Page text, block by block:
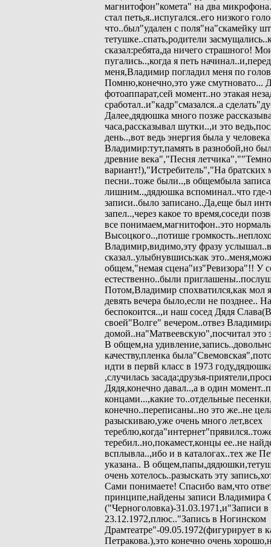
магнитофон"комета" на два
стал петь,я..испугался..его низкого
что..был"удален с поля"на"скамейку
тетушке..спать,родители
сказал:ребята,да ничего страшного!
пугались..,когда я петь
меня,Владимир погладил меня по
Помню,конечно,это уже смутновато...
фотоаппарат,сей момент..но этакая
сработал..и"кадр"смазался..а
Далее,дядюшка много позже
часа,рассказывал шутки..,и это
день..,вот ведь энергия была у
Владимир:тут,память в разнобой,но
древние века","Песня
вариант!),"Истребитель","На братских
песни..тоже были..,в общембыла
лишним..,дядюшка вспоминал..что где-
записи..было записано..Да,еще был
запел..,через какое то время,соседи
все понимаем,магнитофон..это
Высоцкого..,потише
Владимир,видимо,эту фразу
сказал..улыбнувшись:как
общем,"немая сцена"из"Ревизора"!! У
естественно..были
Потом,Владимир спохватился,как мол
девять вечера было,если не позднее..
беспокоится..,и наш сосед Дядя
своей"Волге" вечером..отвез
домой..на"Матвеевскую",посчитал это
В общем,на
качеству,пленка
идти в первй класс в 1973
,случилась засада:друзья-
Дядя,конечно давал..,а в один
концами...,какие то..отдельные
конечно..переписаны..но это же..не
разыскиваю,уже очень много лет,всех
теребил..но,покамест,концы ее..не
всплывла..,ибо и в каталогах..тех же
указана.. В
очень хотелось..разыскать эту
Сами понимаете! Спасибо вам,что
принципе,найдены записи
("Черноголовка)-31.03.1971,и"Записи
23.12.1972,плюс.."Запись в Ногинском
Драмтеатре"-09.05.1972(фигурирует в
Петракова.),это конечно очень